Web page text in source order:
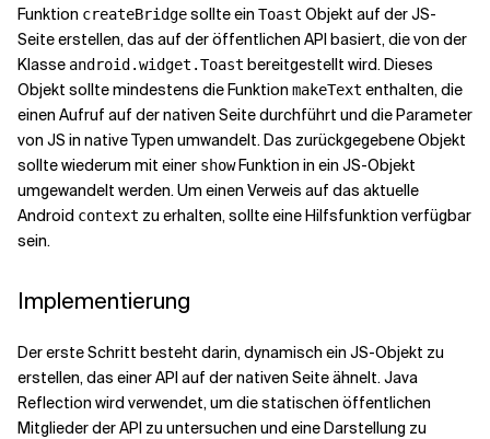
Funktion createBridgesollte ein Toast Objekt auf der JS-
Seite erstellen, das auf der öffentlichen API basiert, die von der
Klasse android.widget.Toast bereitgestellt wird. Dieses
Objekt sollte mindestens die Funktion makeText enthalten, die
einen Aufruf auf der nativen Seite durchführt und die Parameter
von JS in native Typen umwandelt. Das zurückgegebene Objekt
sollte wiederum mit einer showFunktion in ein JS-Objekt
umgewandelt werden. Um einen Verweis auf das aktuelle
Android context zu erhalten, sollte eine Hilfsfunktion verfügbar
sein.
Implementierung
Der erste Schritt besteht darin, dynamisch ein JS-Objekt zu
erstellen, das einer API auf der nativen Seite ähnelt. Java
Reflection wird verwendet, um die statischen öffentlichen
Mitglieder der API zu untersuchen und eine Darstellung zu